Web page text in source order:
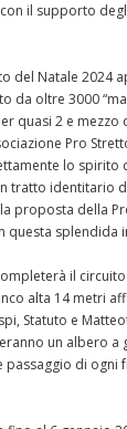
il supporto
del Natale
da oltre 3000
quasi 2 e
Pro
lo
tratto identitario
proposta della
questa splendida
il
alta 14 metri
Statuto e
un albero
passaggio di